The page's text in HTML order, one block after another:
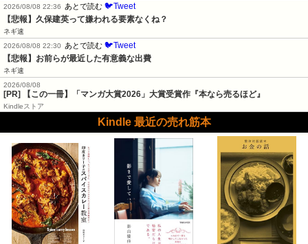
2026/08/08 22:36
あとで読む 🐦Tweet
【悲報】久保建英って嫌われる要素なくね？
ネギ速
2026/08/08 22:30
あとで読む 🐦Tweet
【悲報】お前らが最近した有意義な出費
ネギ速
2026/08/08
[PR] 【この一冊】「マンガ大賞2026」大賞受賞作『本なら売るほど』
Kindleストア
Kindle 最近の売れ筋本